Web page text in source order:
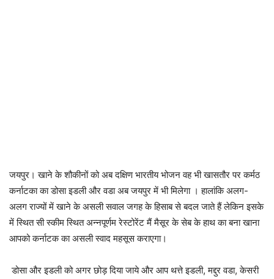
जयपुर। खाने के शौकीनों को अब दक्षिण भारतीय भोजन वह भी खासतौर पर कर्मठ
कर्नाटका का डोसा इडली और वडा अब जयपुर में भी मिलेगा । हालांकि अलग-
अलग राज्यों में खाने के असली सवाल जगह के हिसाब से बदल जाते हैं लेकिन इसके
में स्थित सी स्कीम स्थित अन्नपूर्णम रेस्टोरेंट मैं मैसूर के सेब के हाथ का बना खाना
आपको कर्नाटक का असली स्वाद महसूस कराएगा।
डोसा और इडली को अगर छोड़ दिया जाये और आप थत्ते इडली, मद्दुर वडा, केसरी